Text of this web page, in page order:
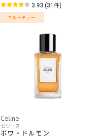
3.93 (31件)
フルーティー
Celine
セリーヌ
ボワ・ドルモン